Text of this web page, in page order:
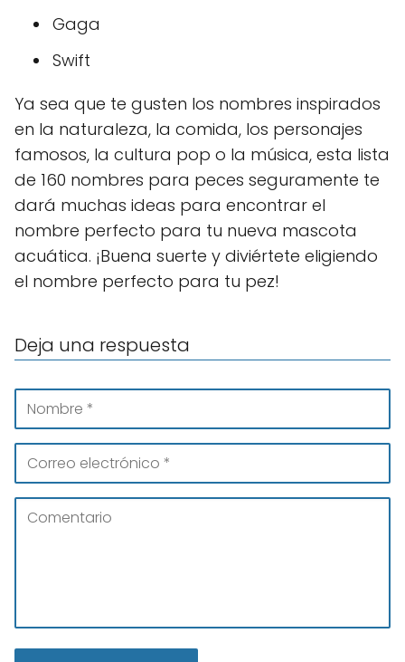
Gaga
Swift
Ya sea que te gusten los nombres inspirados
en la naturaleza, la comida, los personajes
famosos, la cultura pop o la música, esta lista
de 160 nombres para peces seguramente te
dará muchas ideas para encontrar el
nombre perfecto para tu nueva mascota
acuática. ¡Buena suerte y diviértete eligiendo
el nombre perfecto para tu pez!
Deja una respuesta